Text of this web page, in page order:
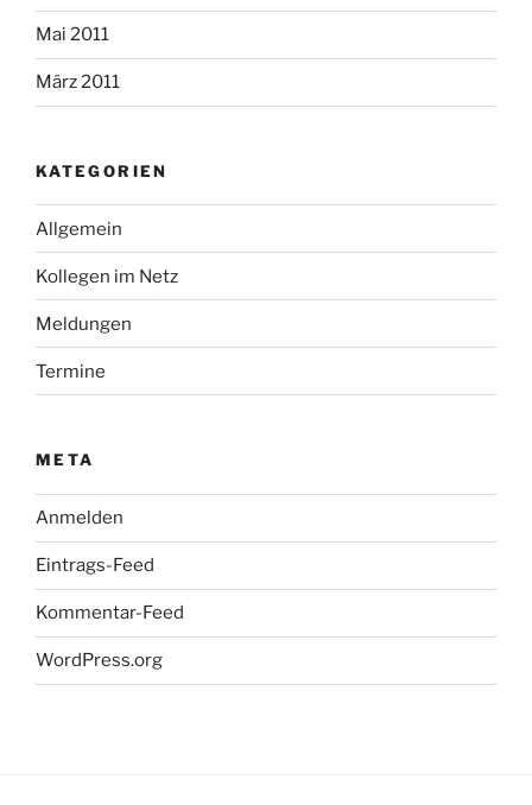
Mai 2011
März 2011
KATEGORIEN
Allgemein
Kollegen im Netz
Meldungen
Termine
META
Anmelden
Eintrags-Feed
Kommentar-Feed
WordPress.org